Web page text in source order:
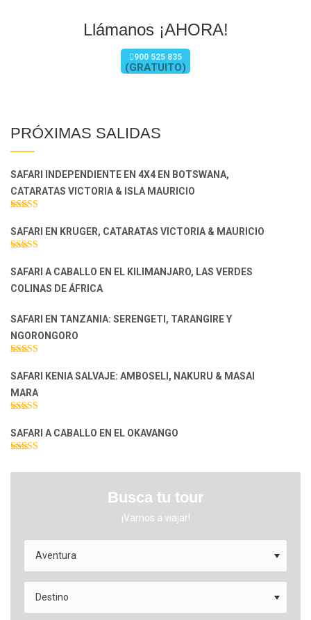
Llámanos ¡AHORA!
900 525 835
(GRATUITO)
PRÓXIMAS SALIDAS
SAFARI INDEPENDIENTE EN 4X4 EN BOTSWANA,
CATARATAS VICTORIA & ISLA MAURICIO
5.00de 5
SAFARI EN KRUGER, CATARATAS VICTORIA & MAURICIO
5.00de 5
SAFARI A CABALLO EN EL KILIMANJARO, LAS VERDES
COLINAS DE ÁFRICA
SAFARI EN TANZANIA: SERENGETI, TARANGIRE Y
NGORONGORO
5.00de 5
SAFARI KENIA SALVAJE: AMBOSELI, NAKURU & MASAI
MARA
5.00de 5
SAFARI A CABALLO EN EL OKAVANGO
5.00de 5
Busca tu tour
¡Vamos a viajar!